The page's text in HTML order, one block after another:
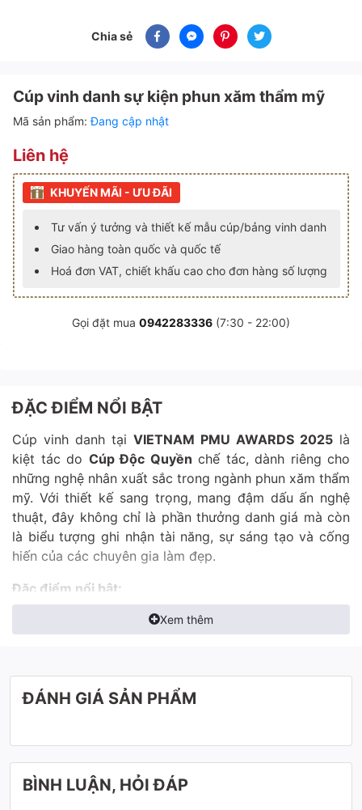
Chia sẻ
Cúp vinh danh sự kiện phun xăm thẩm mỹ
Mã sản phẩm:Đang cập nhật
Liên hệ
KHUYẾN MÃI - ƯU ĐÃI
Tư vấn ý tưởng và thiết kế mẫu cúp/bảng vinh danh
Giao hàng toàn quốc và quốc tế
Hoá đơn VAT, chiết khấu cao cho đơn hàng số lượng
Gọi đặt mua 0942283336 (7:30 - 22:00)
ĐẶC ĐIỂM NỔI BẬT
Cúp vinh danh tại VIETNAM PMU AWARDS 2025 là
kiệt tác do Cúp Độc Quyền chế tác, dành riêng cho
những nghệ nhân xuất sắc trong ngành phun xăm thẩm
mỹ. Với thiết kế sang trọng, mang đậm dấu ấn nghệ
thuật, đây không chỉ là phần thưởng danh giá mà còn
là biểu tượng ghi nhận tài năng, sự sáng tạo và cống
hiến của các chuyên gia làm đẹp.
Đặc điểm nổi bật:
Xem thêm
ĐÁNH GIÁ SẢN PHẨM
BÌNH LUẬN, HỎI ĐÁP